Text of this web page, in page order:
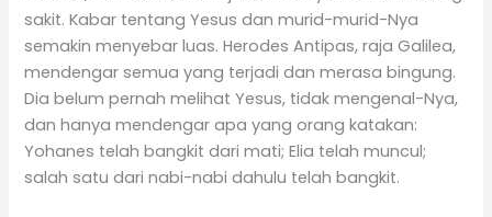
sakit. Kabar tentang Yesus dan murid-murid-Nya
semakin menyebar luas. Herodes Antipas, raja Galilea,
mendengar semua yang terjadi dan merasa bingung.
Dia belum pernah melihat Yesus, tidak mengenal-Nya,
dan hanya mendengar apa yang orang katakan:
Yohanes telah bangkit dari mati; Elia telah muncul;
salah satu dari nabi-nabi dahulu telah bangkit.